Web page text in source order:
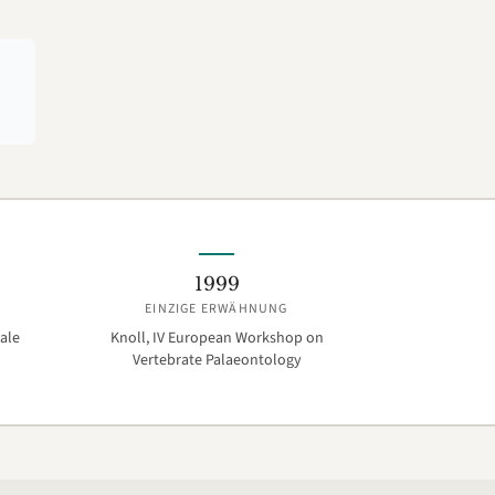
1999
EINZIGE ERWÄHNUNG
Knoll, IV European Workshop on
Vertebrate Palaeontology